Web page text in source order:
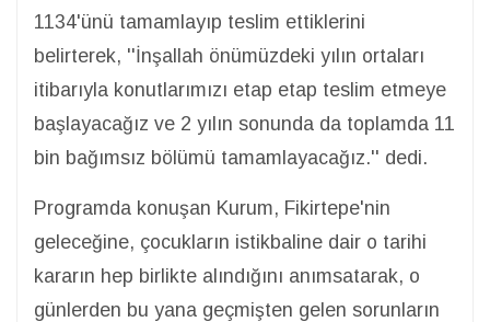
1134'ünü tamamlayıp teslim ettiklerini
belirterek, ''İnşallah önümüzdeki yılın ortaları
itibarıyla konutlarımızı etap etap teslim etmeye
başlayacağız ve 2 yılın sonunda da toplamda 11
bin bağımsız bölümü tamamlayacağız.'' dedi.
Programda konuşan Kurum, Fikirtepe'nin
geleceğine, çocukların istikbaline dair o tarihi
kararın hep birlikte alındığını anımsatarak, o
günlerden bu yana geçmişten gelen sorunların